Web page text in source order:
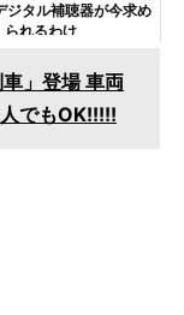
ジタル補聴器が今求め
られるわけ
」登場 車両
でもOK!!!!!